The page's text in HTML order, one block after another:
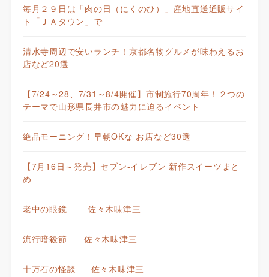
毎月２９日は「肉の日（にくのひ）」産地直送通販サイ
ト「ＪＡタウン」で
清水寺周辺で安いランチ！京都名物グルメが味わえるお
店など20選
【7/24～28、7/31～8/4開催】市制施行70周年！２つの
テーマで山形県長井市の魅力に迫るイベント
絶品モーニング！早朝OKな お店など30選
【7月16日～発売】セブン-イレブン 新作スイーツまと
め
老中の眼鏡—— 佐々木味津三
流行暗殺節—– 佐々木味津三
十万石の怪談—- 佐々木味津三